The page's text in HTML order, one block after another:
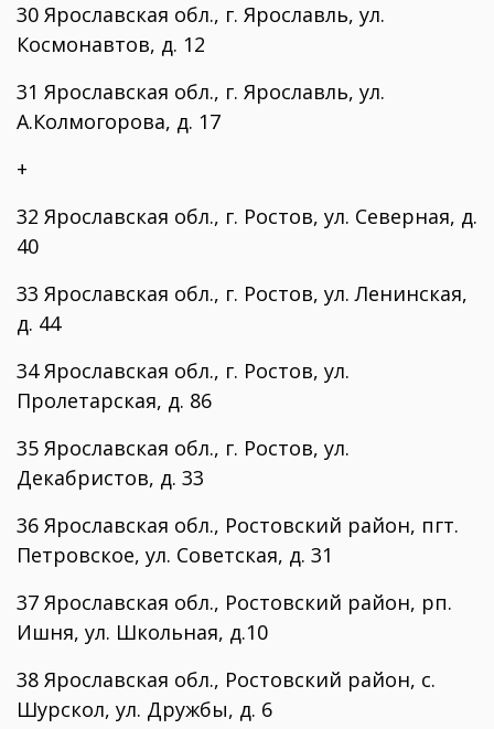
30 Ярославская обл., г. Ярославль, ул.
Космонавтов, д. 12
31 Ярославская обл., г. Ярославль, ул.
А.Колмогорова, д. 17
+
32 Ярославская обл., г. Ростов, ул. Северная, д.
40
33 Ярославская обл., г. Ростов, ул. Ленинская,
д. 44
34 Ярославская обл., г. Ростов, ул.
Пролетарская, д. 86
35 Ярославская обл., г. Ростов, ул.
Декабристов, д. 33
36 Ярославская обл., Ростовский район, пгт.
Петровское, ул. Советская, д. 31
37 Ярославская обл., Ростовский район, рп.
Ишня, ул. Школьная, д.10
38 Ярославская обл., Ростовский район, с.
Шурскол, ул. Дружбы, д. 6